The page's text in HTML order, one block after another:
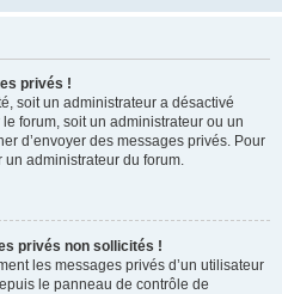
privés !
soit un administrateur a désactivé
forum, soit un administrateur ou un
d’envoyer des messages privés. Pour
un administrateur du forum.
privés non sollicités !
les messages privés d’un utilisateur
le panneau de contrôle de